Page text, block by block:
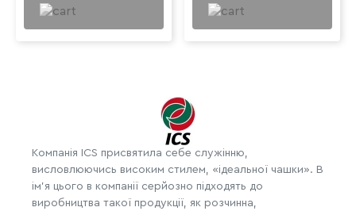
Компанія ICS присвятила себе служінню,
висловлюючись високим стилем, «ідеальної чашки». В
ім'я цього в компанії серйозно підходять до
виробництва такої продукції, як розчинна,